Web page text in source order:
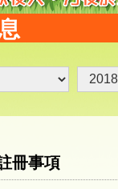
冊事項